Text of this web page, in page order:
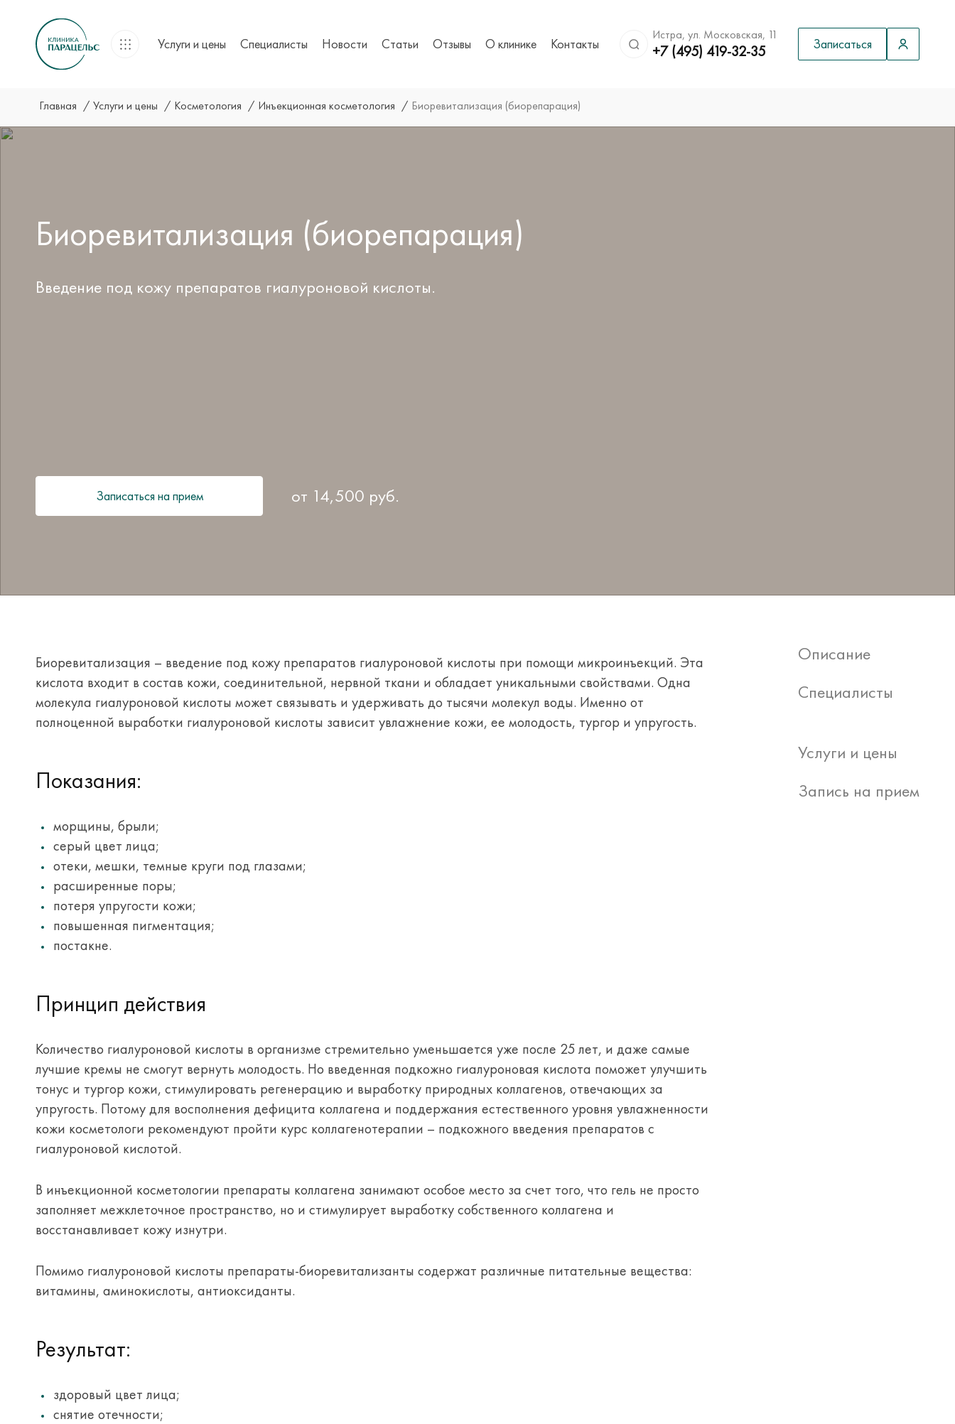
Услуги и цены Специалисты Новости Статьи Отзывы О клинике Контакты
Истра, ул. Московская, 11
+7 (495) 419-32-35 Записаться
Главная Услуги и цены Косметология Инъекционная косметология Биоревитализация (биорепарация)
Биоревитализация (биорепарация)
Введение под кожу препаратов гиалуроновой кислоты.
Записаться на прием от 14,500 руб.
Биоревитализация – введение под кожу препаратов гиалуроновой кислоты при помощи микроинъекций. Эта
кислота входит в состав кожи, соединительной, нервной ткани и обладает уникальными свойствами. Одна
молекула гиалуроновой кислоты может связывать и удерживать до тысячи молекул воды. Именно от
полноценной выработки гиалуроновой кислоты зависит увлажнение кожи, ее молодость, тургор и упругость.
Показания:
морщины, брыли;
серый цвет лица;
отеки, мешки, темные круги под глазами;
расширенные поры;
потеря упругости кожи;
повышенная пигментация;
постакне.
Принцип действия
Количество гиалуроновой кислоты в организме стремительно уменьшается уже после 25 лет, и даже самые
лучшие кремы не смогут вернуть молодость. Но введенная подкожно гиалуроновая кислота поможет улучшить
тонус и тургор кожи, стимулировать регенерацию и выработку природных коллагенов, отвечающих за
упругость. Потому для восполнения дефицита коллагена и поддержания естественного уровня увлажненности
кожи косметологи рекомендуют пройти курс коллагенотерапии – подкожного введения препаратов с
гиалуроновой кислотой.
В инъекционной косметологии препараты коллагена занимают особое место за счет того, что гель не просто
заполняет межклеточное пространство, но и стимулирует выработку собственного коллагена и
восстанавливает кожу изнутри.
Помимо гиалуроновой кислоты препараты-биоревитализанты содержат различные питательные вещества:
витамины, аминокислоты, антиоксиданты.
Результат:
здоровый цвет лица;
снятие отечности;
Описание
Специалисты
Услуги и цены
Запись на прием